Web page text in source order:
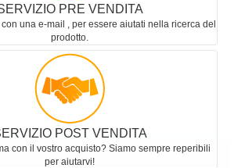
PRE VENDITA
una e-mail , per essere aiutati nella ricerca del
prodotto.
POST VENDITA
con il vostro acquisto? Siamo sempre reperibili
per aiutarvi!